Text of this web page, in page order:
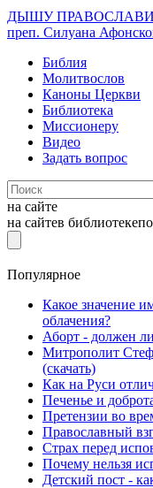
ДЫШУ
преп. Силуана
Библия
Молитвослов
Каноны Церкви
Библиотека
Миссионеру
Видео
Задать вопрос
на сайте
на сайтев библиотеке
Популярное
Какое значение
облачения?
Аборт - должен
Митрополит
(скачать)
Как на Руси
Печенье и
Претензии во
Православный
Страх перед
Почему нельзя
Детский пост -